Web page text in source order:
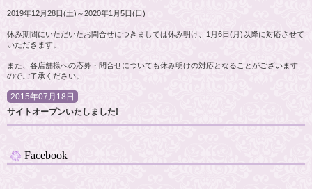
2019年12月28日(土)～2020年1月5日(日)
休み期間にいただいたお問合せにつきましては休み明け、1月6日(月)以降に対応させて
いただきます。
また、各店舗様への応募・問合せについても休み明けの対応となることがございます
のでご了承ください。
2015年07月18日
サイトオープンいたしました!
Facebook